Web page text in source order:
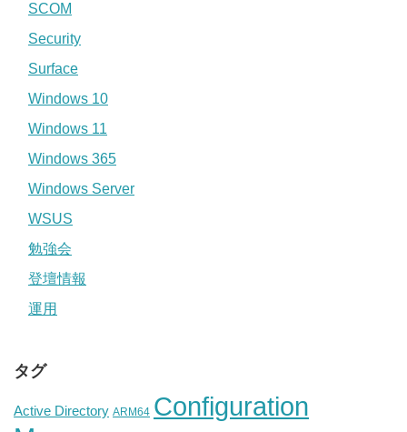
SCOM
Security
Surface
Windows 10
Windows 11
Windows 365
Windows Server
WSUS
勉強会
登壇情報
運用
タグ
Active Directory ARM64 Configuration